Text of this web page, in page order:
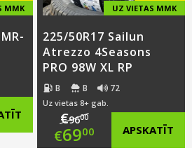
MMK
UZ VIETAS MMK
225/50R17 Sailun
Atrezzo 4Seasons
PRO 98W XL RP
B B 72
Uz vietas 8+ gab.
€9600
Original
€6900 APSKATĪT